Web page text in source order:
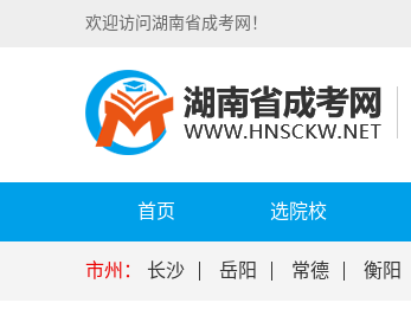
欢迎访问湖南省成考网！
首页 选院校
市州： 长沙 岳阳 常德 衡阳